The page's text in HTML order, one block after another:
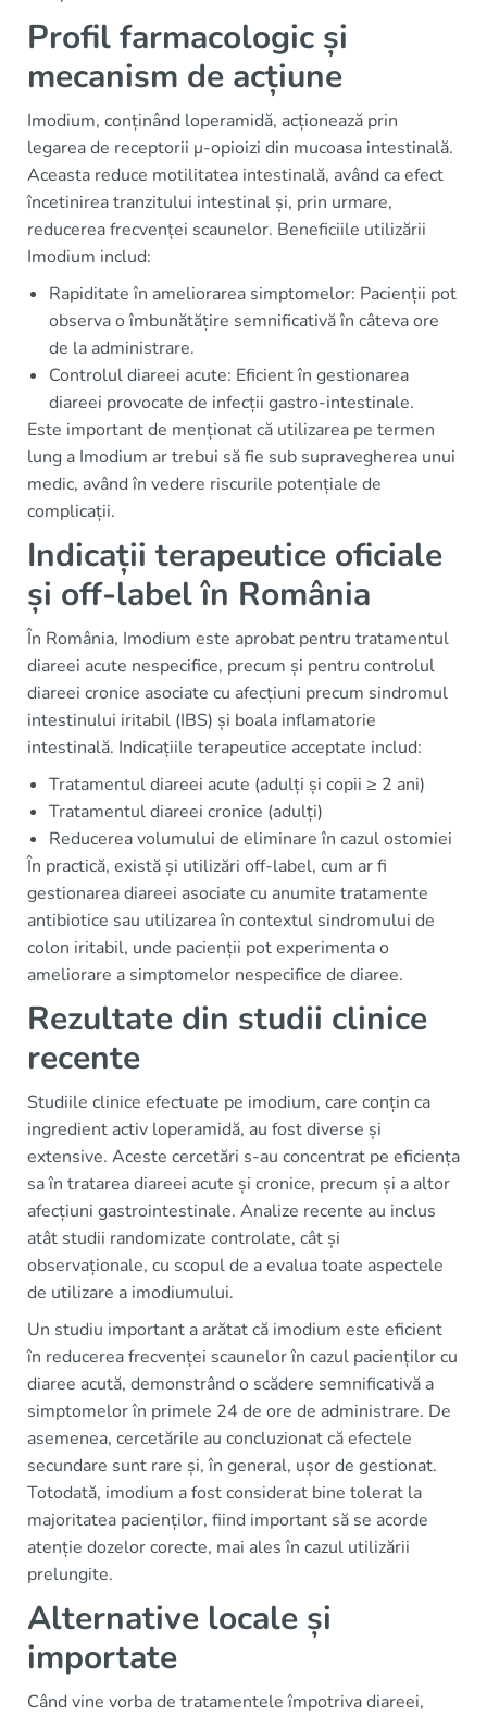
Profil farmacologic și
mecanism de acțiune
Imodium, conținând loperamidă, acționează prin
legarea de receptorii μ-opioizi din mucoasa intestinală.
Aceasta reduce motilitatea intestinală, având ca efect
încetinirea tranzitului intestinal și, prin urmare,
reducerea frecvenței scaunelor. Beneficiile utilizării
Imodium includ:
Rapiditate în ameliorarea simptomelor: Pacienții pot
observa o îmbunătățire semnificativă în câteva ore
de la administrare.
Controlul diareei acute: Eficient în gestionarea
diareei provocate de infecții gastro-intestinale.
Este important de menționat că utilizarea pe termen
lung a Imodium ar trebui să fie sub supravegherea unui
medic, având în vedere riscurile potențiale de
complicații.
Indicații terapeutice oficiale
și off-label în România
În România, Imodium este aprobat pentru tratamentul
diareei acute nespecifice, precum și pentru controlul
diareei cronice asociate cu afecțiuni precum sindromul
intestinului iritabil (IBS) și boala inflamatorie
intestinală. Indicațiile terapeutice acceptate includ:
Tratamentul diareei acute (adulți și copii ≥ 2 ani)
Tratamentul diareei cronice (adulți)
Reducerea volumului de eliminare în cazul ostomiei
În practică, există și utilizări off-label, cum ar fi
gestionarea diareei asociate cu anumite tratamente
antibiotice sau utilizarea în contextul sindromului de
colon iritabil, unde pacienții pot experimenta o
ameliorare a simptomelor nespecifice de diaree.
Rezultate din studii clinice
recente
Studiile clinice efectuate pe imodium, care conțin ca
ingredient activ loperamidă, au fost diverse și
extensive. Aceste cercetări s-au concentrat pe eficiența
sa în tratarea diareei acute și cronice, precum și a altor
afecțiuni gastrointestinale. Analize recente au inclus
atât studii randomizate controlate, cât și
observaționale, cu scopul de a evalua toate aspectele
de utilizare a imodiumului.
Un studiu important a arătat că imodium este eficient
în reducerea frecvenței scaunelor în cazul pacienților cu
diaree acută, demonstrând o scădere semnificativă a
simptomelor în primele 24 de ore de administrare. De
asemenea, cercetările au concluzionat că efectele
secundare sunt rare și, în general, ușor de gestionat.
Totodată, imodium a fost considerat bine tolerat la
majoritatea pacienților, fiind important să se acorde
atenție dozelor corecte, mai ales în cazul utilizării
prelungite.
Alternative locale și
importate
Când vine vorba de tratamentele împotriva diareei,